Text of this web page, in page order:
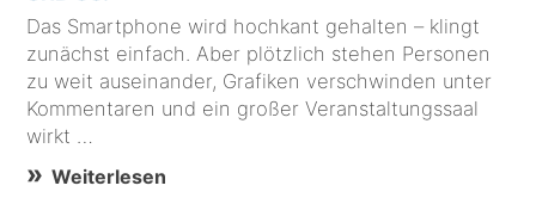
Das Smartphone wird hochkant gehalten – klingt
zunächst einfach. Aber plötzlich stehen Personen
zu weit auseinander, Grafiken verschwinden unter
Kommentaren und ein großer Veranstaltungssaal
wirkt …
Weiterlesen